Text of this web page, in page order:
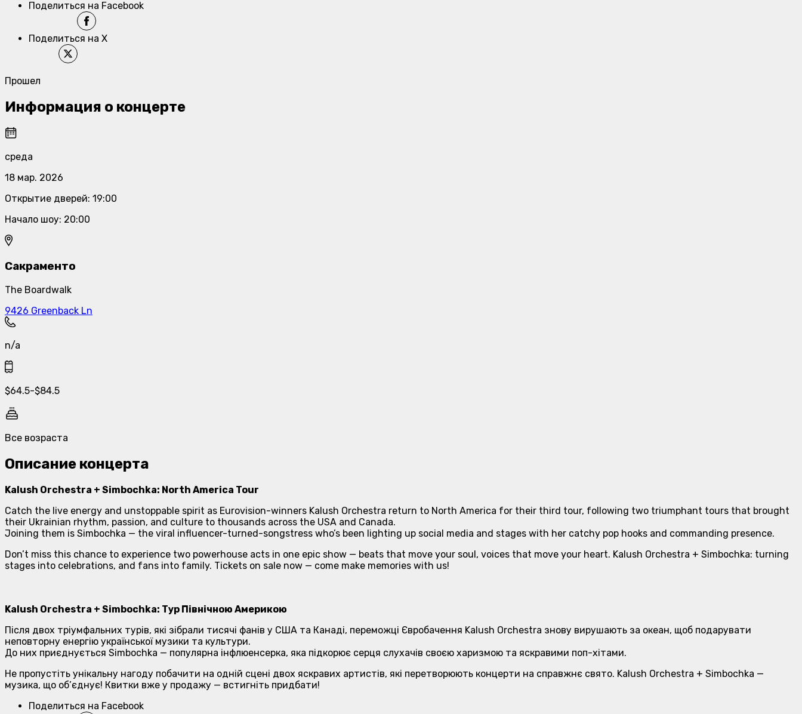
Поделиться на Facebook
Поделиться на X
Прошел
Информация о концерте
среда
18 мар. 2026
Открытие дверей: 19:00
Начало шоу: 20:00
Сакраменто
The Boardwalk
9426 Greenback Ln
n/a
$64.5-$84.5
Все возраста
Описание концерта
Kalush Orchestra + Simbochka: North America Tour
Catch the live energy and unstoppable spirit as Eurovision-winners Kalush Orchestra return to North America for their third tour, following two triumphant tours that brought
their Ukrainian rhythm, passion, and culture to thousands across the USA and Canada.
Joining them is Simbochka — the viral influencer-turned-songstress who’s been lighting up social media and stages with her catchy pop hooks and commanding presence.
Don’t miss this chance to experience two powerhouse acts in one epic show — beats that move your soul, voices that move your heart. Kalush Orchestra + Simbochka: turning
stages into celebrations, and fans into family. Tickets on sale now — come make memories with us!
Kalush Orchestra + Simbochka: Тур Північною Америкою
Після двох тріумфальних турів, які зібрали тисячі фанів у США та Канаді, переможці Євробачення Kalush Orchestra знову вирушають за океан, щоб подарувати
неповторну енергію української музики та культури.
До них приєднується Simbochka — популярна інфлюенсерка, яка підкорює серця слухачів своєю харизмою та яскравими поп-хітами.
Не пропустіть унікальну нагоду побачити на одній сцені двох яскравих артистів, які перетворюють концерти на справжнє свято. Kalush Orchestra + Simbochka —
музика, що об’єднує! Квитки вже у продажу — встигніть придбати!
Поделиться на Facebook